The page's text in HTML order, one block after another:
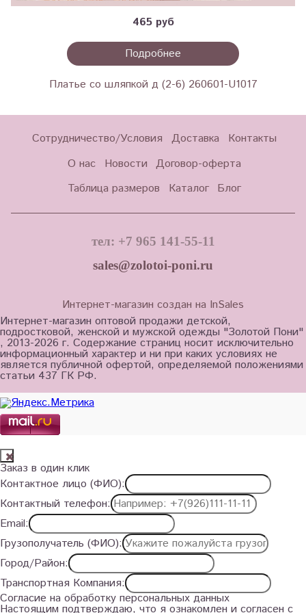
465 руб
Подробнее
Платье со шляпкой д (2-6) 260601-U1017
Сотрудничество/Условия Доставка
Контакты
О нас
Новости Договор-оферта
Таблица размеров
Каталог Блог
тел: +7 965 141-55-11
sales@zolotoi-poni.ru
Интернет-магазин создан на InSales
Интернет-магазин оптовой продажи детской,
подростковой, женской и мужской одежды "Золотой Пони"
, 2013-2026 г. Содержание страниц носит исключительно
информационный характер и ни при каких условиях не
является публичной офертой, определяемой положениями
статьи 437 ГК РФ.
Заказ в один клик
Контактное лицо (ФИО):
Контактный телефон:
Email:
Грузополучатель (ФИО):
Город/Район:
Транспортная Компания:
Согласие на обработку персональных данных
Настоящим подтверждаю, что я ознакомлен и согласен с